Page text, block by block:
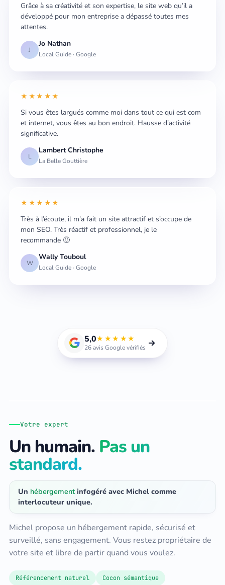
Grâce à sa créativité et son expertise, le site web qu’il a
développé pour mon entreprise a dépassé toutes mes
attentes.
J
Jo Nathan
Local Guide · Google
★★★★★
Si vous êtes largués comme moi dans tout ce qui est com
et internet, vous êtes au bon endroit. Hausse d’activité
significative.
L
Lambert Christophe
La Belle Gouttière
★★★★★
Très à l’écoute, il m’a fait un site attractif et s’occupe de
mon SEO. Très réactif et professionnel, je le
recommande 🙂
W
Wally Touboul
Local Guide · Google
5,0★★★★★
26 avis Google vérifiés
Votre expert
Un humain. Pas un
standard.
Un hébergementinfogéré avec Michel comme
interlocuteur unique.
Michel propose un hébergement rapide, sécurisé et
surveillé, sans engagement. Vous restez propriétaire de
votre site et libre de partir quand vous voulez.
Référencement naturel
Cocon sémantique